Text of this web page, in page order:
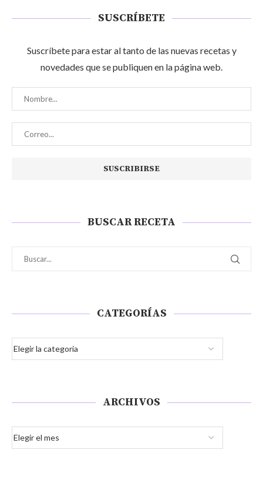
SUSCRÍBETE
Suscríbete para estar al tanto de las nuevas recetas y
novedades que se publiquen en la página web.
BUSCAR RECETA
CATEGORÍAS
ARCHIVOS